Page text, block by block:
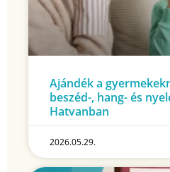
Ajándék a
beszéd-, hang- és
Hatvanban
2026.05.29.